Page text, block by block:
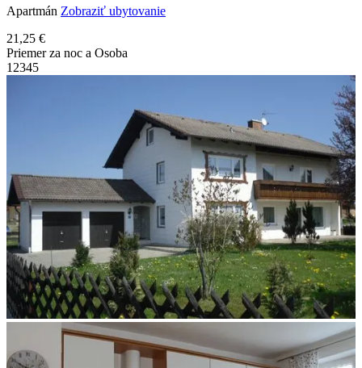
Apartmán Zobraziť ubytovanie
21,25 €
Priemer za noc a Osoba
1 2345